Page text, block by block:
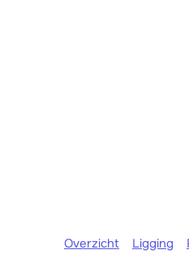
Overzicht Ligging